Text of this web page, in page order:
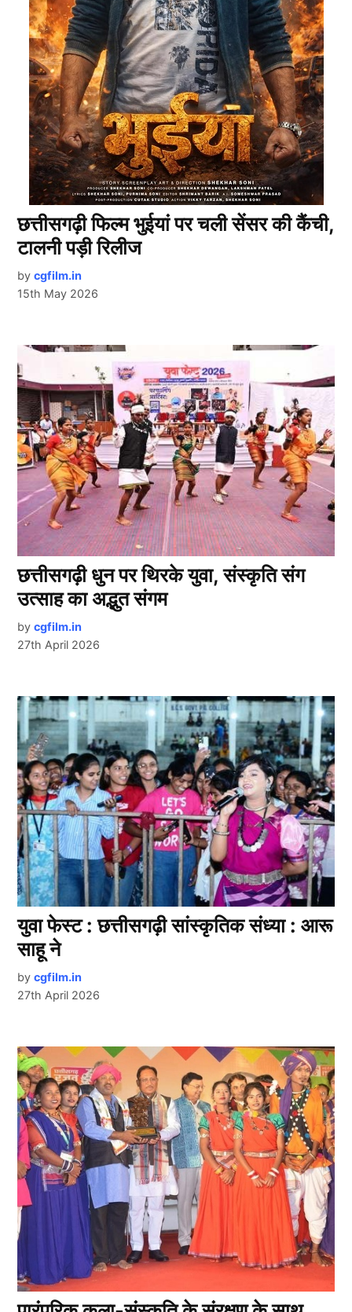
छत्तीसगढ़ी फिल्म भुईयां पर चली सेंसर की कैंची,
टालनी पड़ी रिलीज
by cgfilm.in
15th May 2026
छत्तीसगढ़ी धुन पर थिरके युवा, संस्कृति संग
उत्साह का अद्भुत संगम
by cgfilm.in
27th April 2026
युवा फेस्ट : छत्तीसगढ़ी सांस्कृतिक संध्या : आरू
साहू ने
by cgfilm.in
27th April 2026